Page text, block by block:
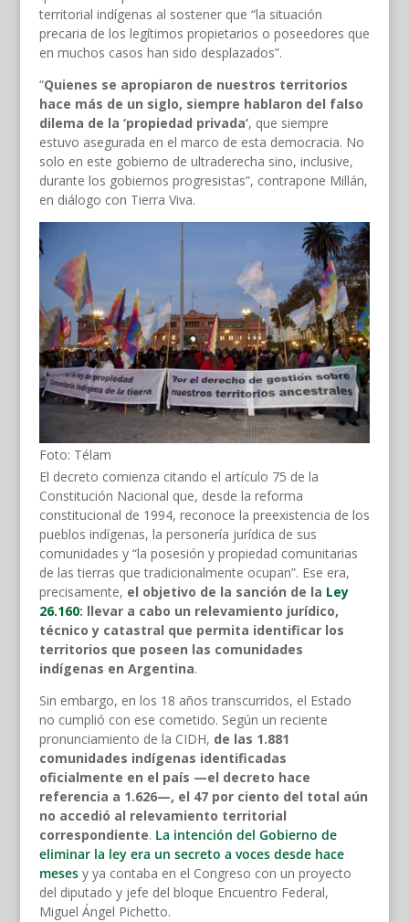
territorial indígenas al sostener que “la situación
precaria de los legítimos propietarios o poseedores que
en muchos casos han sido desplazados”.
“Quienes se apropiaron de nuestros territorios
hace más de un siglo, siempre hablaron del falso
dilema de la ‘propiedad privada’, que siempre
estuvo asegurada en el marco de esta democracia. No
solo en este gobierno de ultraderecha sino, inclusive,
durante los gobiernos progresistas”, contrapone Millán,
en diálogo con Tierra Viva.
Foto: Télam
El decreto comienza citando el artículo 75 de la
Constitución Nacional que, desde la reforma
constitucional de 1994, reconoce la preexistencia de los
pueblos indígenas, la personería jurídica de sus
comunidades y “la posesión y propiedad comunitarias
de las tierras que tradicionalmente ocupan”. Ese era,
precisamente, el objetivo de la sanción de la Ley
26.160: llevar a cabo un relevamiento jurídico,
técnico y catastral que permita identificar los
territorios que poseen las comunidades
indígenas en Argentina.
Sin embargo, en los 18 años transcurridos, el Estado
no cumplió con ese cometido. Según un reciente
pronunciamiento de la CIDH, de las 1.881
comunidades indígenas identificadas
oficialmente en el país —el decreto hace
referencia a 1.626—, el 47 por ciento del total aún
no accedió al relevamiento territorial
correspondiente. La intención del Gobierno de
eliminar la ley era un secreto a voces desde hace
mesesy ya contaba en el Congreso con un proyecto
del diputado y jefe del bloque Encuentro Federal,
Miguel Ángel Pichetto.